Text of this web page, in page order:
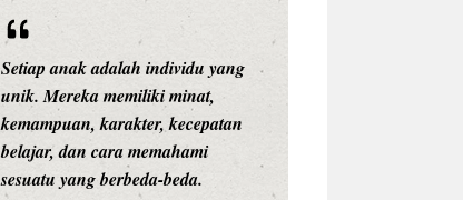
Setiap anak adalah individu yang
unik. Mereka memiliki minat,
kemampuan, karakter, kecepatan
belajar, dan cara memahami
sesuatu yang berbeda-beda.